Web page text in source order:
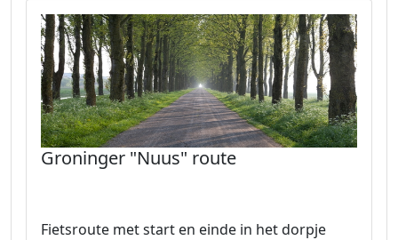
Groninger "Nuus" route
Fietsroute met start en einde in het dorpje